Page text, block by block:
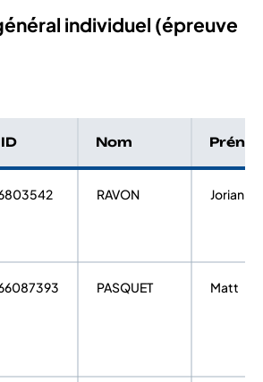
individuel (épreuve
Nom
RAVON Jorian
PASQUET Matt